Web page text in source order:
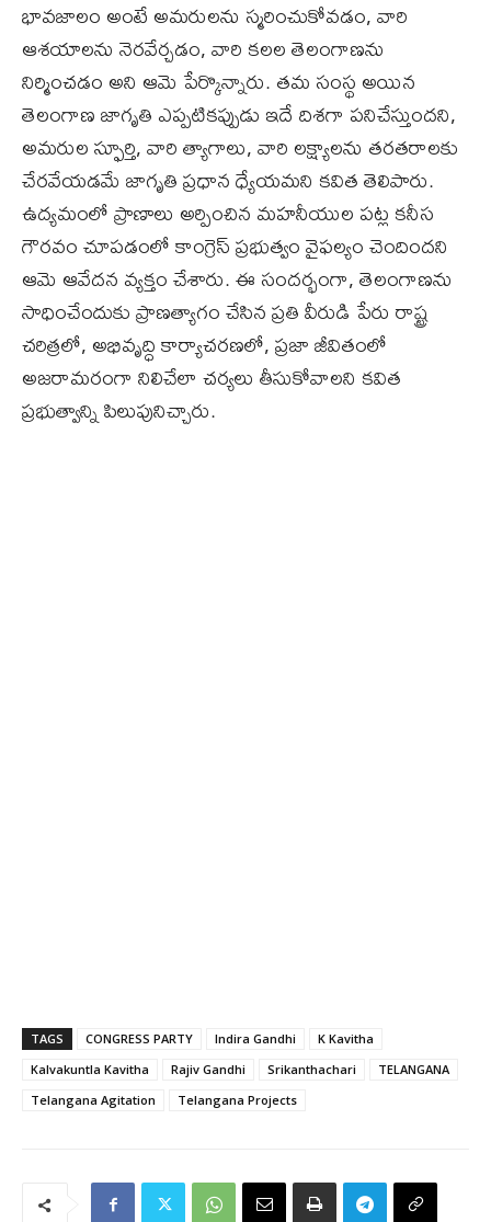
భావజాలం అంటే అమరులను స్మరించుకోవడం, వారి
ఆశయాలను నెరవేర్చడం, వారి కలల తెలంగాణను
నిర్మించడం అని ఆమె పేర్కొన్నారు. తమ సంస్థ అయిన
తెలంగాణ జాగృతి ఎప్పటికప్పుడు ఇదే దిశగా పనిచేస్తుందని,
అమరుల స్ఫూర్తి, వారి త్యాగాలు, వారి లక్ష్యాలను తరతరాలకు
చేరవేయడమే జాగృతి ప్రధాన ధ్యేయమని కవిత తెలిపారు.
ఉద్యమంలో ప్రాణాలు అర్పించిన మహనీయుల పట్ల కనీస
గౌరవం చూపడంలో కాంగ్రెస్ ప్రభుత్వం వైఫల్యం చెందిందని
ఆమె ఆవేదన వ్యక్తం చేశారు. ఈ సందర్భంగా, తెలంగాణను
సాధించేందుకు ప్రాణత్యాగం చేసిన ప్రతి వీరుడి పేరు రాష్ట్ర
చరిత్రలో, అభివృద్ధి కార్యాచరణలో, ప్రజా జీవితంలో
అజరామరంగా నిలిచేలా చర్యలు తీసుకోవాలని కవిత
ప్రభుత్వాన్ని పిలుపునిచ్చారు.
TAGS CONGRESS PARTY Indira Gandhi
K Kavitha
Kalvakuntla Kavitha
Rajiv Gandhi Srikanthachari
TELANGANA
Telangana Agitation
Telangana Projects